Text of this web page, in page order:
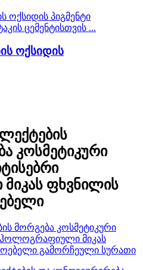
ოქსიდის
კოსმეტიკური
ფხვნილის